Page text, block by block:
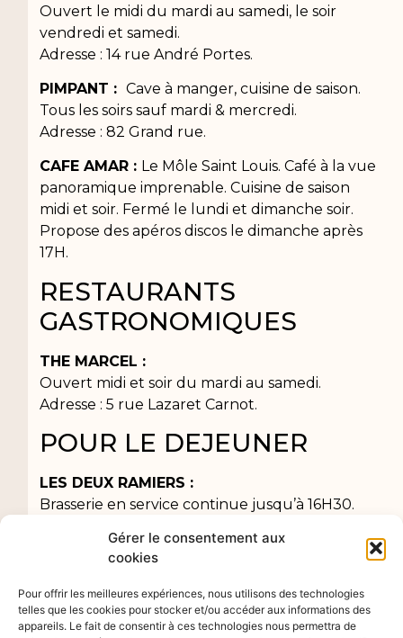
Gérer le consentement aux
cookies
Pour offrir les meilleures expériences, nous utilisons des technologies
telles que les cookies pour stocker et/ou accéder aux informations des
appareils. Le fait de consentir à ces technologies nous permettra de
Ouvert le midi du mardi au samedi, le soir
vendredi et samedi.
Adresse : 14 rue André Portes.
PIMPANT : Cave à manger, cuisine de saison.
Tous les soirs sauf mardi & mercredi.
Adresse : 82 Grand rue.
CAFE AMAR : Le Môle Saint Louis. Café à la vue
panoramique imprenable. Cuisine de saison
midi et soir. Fermé le lundi et dimanche soir.
Propose des apéros discos le dimanche après
17H.
RESTAURANTS
GASTRONOMIQUES
THE MARCEL :
Ouvert midi et soir du mardi au samedi.
Adresse : 5 rue Lazaret Carnot.
POUR LE DEJEUNER
LES DEUX RAMIERS :
Brasserie en service continue jusqu’à 16H30.
Adresse : 11 Quai du Général Durand.
Cuisine végétarienne. Salon de thé.
Adresse : 7 rue du 11 novembre.